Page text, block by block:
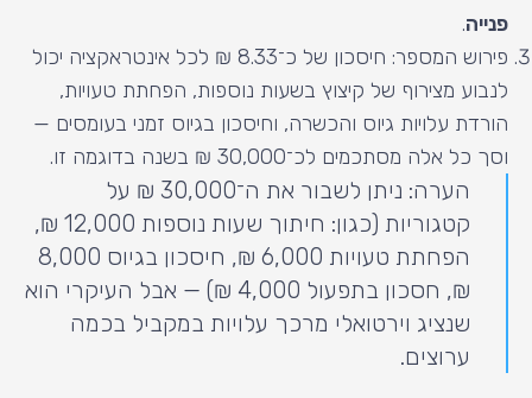
פנייה.
פירוש המספר: חיסכון של כ־8.33 ₪ לכל אינטראקציה יכול
לנבוע מצירוף של קיצוץ בשעות נוספות, הפחתת טעויות,
הורדת עלויות גיוס והכשרה, וחיסכון בגיוס זמני בעומסים —
וסך כל אלה מסתכמים לכ־30,000 ₪ בשנה בדוגמה זו.
הערה: ניתן לשבור את ה־30,000 ₪ על
קטגוריות (כגון: חיתוך שעות נוספות 12,000 ₪,
הפחתת טעויות 6,000 ₪, חיסכון בגיוס 8,000
₪, חסכון בתפעול 4,000 ₪) — אבל העיקרי הוא
שנציג וירטואלי מרכך עלויות במקביל בכמה
ערוצים.